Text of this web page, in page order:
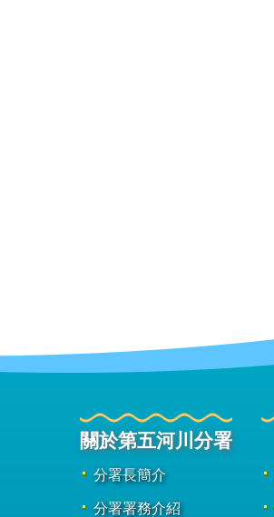
關於第五河川分署
分署長簡介
分署署務介紹